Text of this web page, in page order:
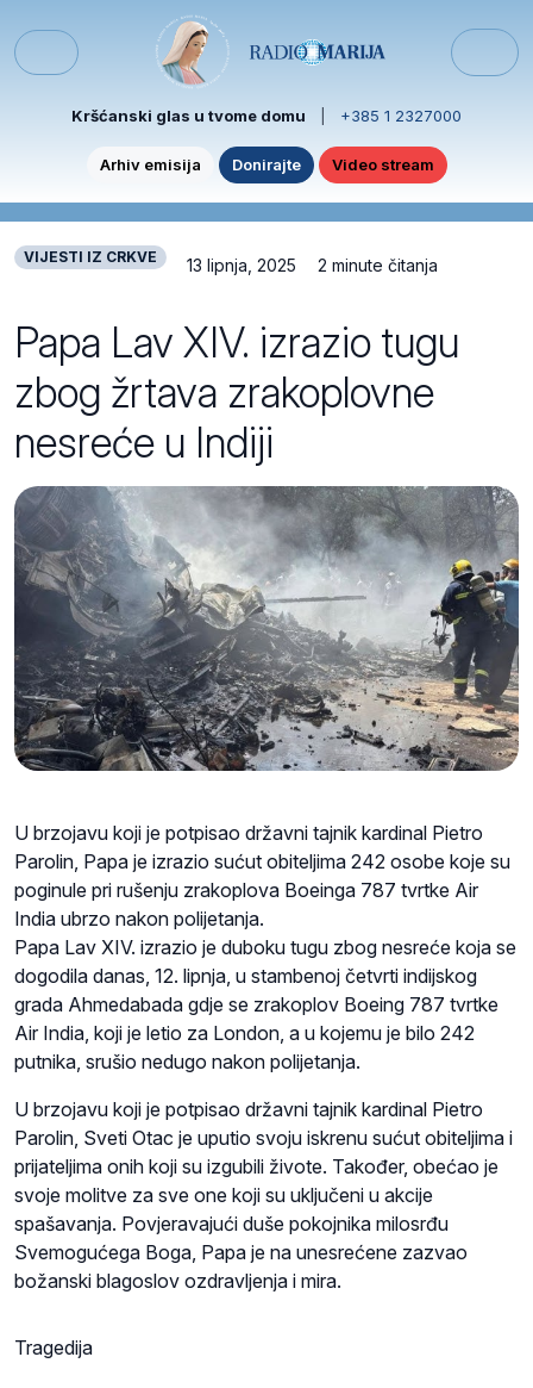
Menu
Kršćanski glas u tvome domu +385 1 2327000
Arhiv emisija Donirajte Video stream
VIJESTI IZ CRKVE 13 lipnja, 2025 2 minute čitanja
Papa Lav XIV. izrazio tugu
zbog žrtava zrakoplovne
nesreće u Indiji
U brzojavu koji je potpisao državni tajnik kardinal Pietro
Parolin, Papa je izrazio sućut obiteljima 242 osobe koje su
poginule pri rušenju zrakoplova Boeinga 787 tvrtke Air
India ubrzo nakon polijetanja.
Papa Lav XIV. izrazio je duboku tugu zbog nesreće koja se
dogodila danas, 12. lipnja, u stambenoj četvrti indijskog
grada Ahmedabada gdje se zrakoplov Boeing 787 tvrtke
Air India, koji je letio za London, a u kojemu je bilo 242
putnika, srušio nedugo nakon polijetanja.
U brzojavu koji je potpisao državni tajnik kardinal Pietro
Parolin, Sveti Otac je uputio svoju iskrenu sućut obiteljima i
prijateljima onih koji su izgubili živote. Također, obećao je
svoje molitve za sve one koji su uključeni u akcije
spašavanja. Povjeravajući duše pokojnika milosrđu
Svemogućega Boga, Papa je na unesrećene zazvao
božanski blagoslov ozdravljenja i mira.
Tragedija